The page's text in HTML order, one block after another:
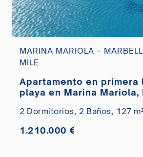
MARINA MARIOLA –
MILE
Apartamento en primera
playa en Marina Mariola,
2 Dormitorios, 2 Baños, 127
1.210.000 €